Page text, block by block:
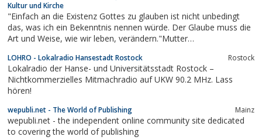
Kultur und Kirche
"Einfach an die Existenz Gottes zu glauben ist nicht unbedingt
das, was ich ein Bekenntnis nennen würde. Der Glaube muss die
Art und Weise, wie wir leben, verändern."Mutter
Übertragungen / Sondersendungen, Heilige Messe aus dem
Kölner Dom,...
LOHRO - Lokalradio Hansestadt Rostock Rostock
Lokalradio der Hanse- und Universitätsstadt Rostock –
Nichtkommerzielles Mitmachradio auf UKW 90.2 MHz. Lass
hören!
wepubli.net - The World of Publishing Mainz
wepubli.net - the independent online community site dedicated
to covering the world of publishing